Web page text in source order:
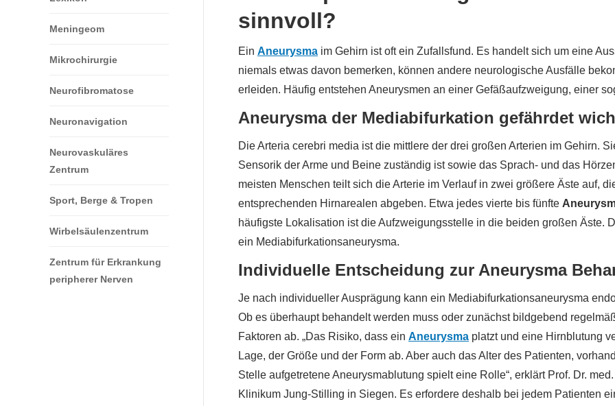
sinnvoll?
Ein Aneurysma im Gehirn ist oft ein Zufallsfund. Es handelt sich um eine
niemals etwas davon bemerken, können andere neurologische Ausfälle
erleiden. Häufig entstehen Aneurysmen an einer Gefäßaufzweigung, einer
Aneurysma der Mediabifurkation gefährdet
Die Arteria cerebri media ist die mittlere der drei großen Arterien im Gehirn.
Sensorik der Arme und Beine zuständig ist sowie das Sprach- und das
meisten Menschen teilt sich die Arterie im Verlauf in zwei größere Äste auf,
entsprechenden Hirnarealen abgeben. Etwa jedes vierte bis fünfte
häufigste Lokalisation ist die Aufzweigungsstelle in die beiden großen Äste.
ein Mediabifurkationsaneurysma.
Individuelle Entscheidung zur Aneurysma
Je nach individueller Ausprägung kann ein Mediabifurkationsaneurysma
Ob es überhaupt behandelt werden muss oder zunächst bildgebend
Faktoren ab. „Das Risiko, dass ein Aneurysma platzt und eine Hirnblutung
Lage, der Größe und der Form ab. Aber auch das Alter des Patienten,
Stelle aufgetretene Aneurysmablutung spielt eine Rolle“, erklärt Prof. Dr.
Klinikum Jung-Stilling in Siegen. Es erfordere deshalb bei jedem Patienten
Meningeom
Mikrochirurgie
Neurofibromatose
Neuronavigation
Neurovaskuläres
Zentrum
Sport, Berge & Tropen
Wirbelsäulenzentrum
Zentrum für Erkrankung
peripherer Nerven